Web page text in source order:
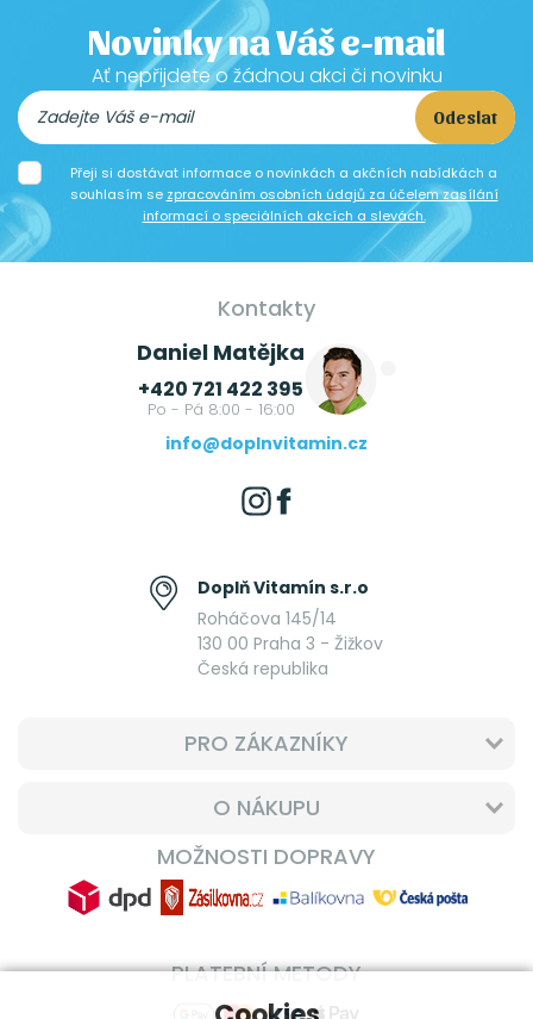
Novinky na Váš e-mail
Ať nepřijdete o žádnou akci či novinku
Odeslat
Přeji si dostávat informace o novinkách a akčních nabídkách a
souhlasím se zpracováním osobních údajů za účelem zasílání
informací o speciálních akcích a slevách.
Kontakty
Daniel Matějka
+420 721 422 395
Po - Pá 8:00 - 16:00
info@doplnvitamin.cz
Doplň Vitamín s.r.o
Roháčova 145/14
130 00 Praha 3 - Žižkov
Česká republika
PRO ZÁKAZNÍKY
O NÁKUPU
MOŽNOSTI DOPRAVY
PLATEBNÍ METODY